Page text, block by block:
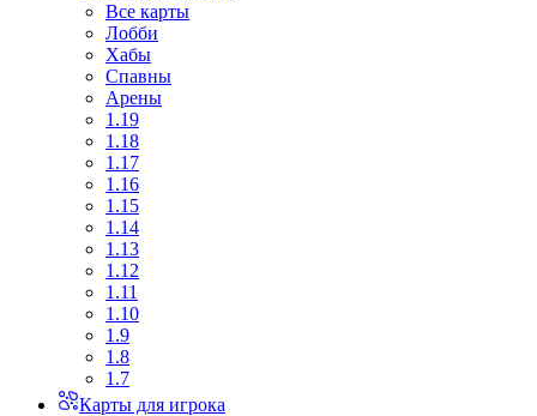
Все карты
Лобби
Хабы
Спавны
Арены
1.19
1.18
1.17
1.16
1.15
1.14
1.13
1.12
1.11
1.10
1.9
1.8
1.7
Карты для игрока